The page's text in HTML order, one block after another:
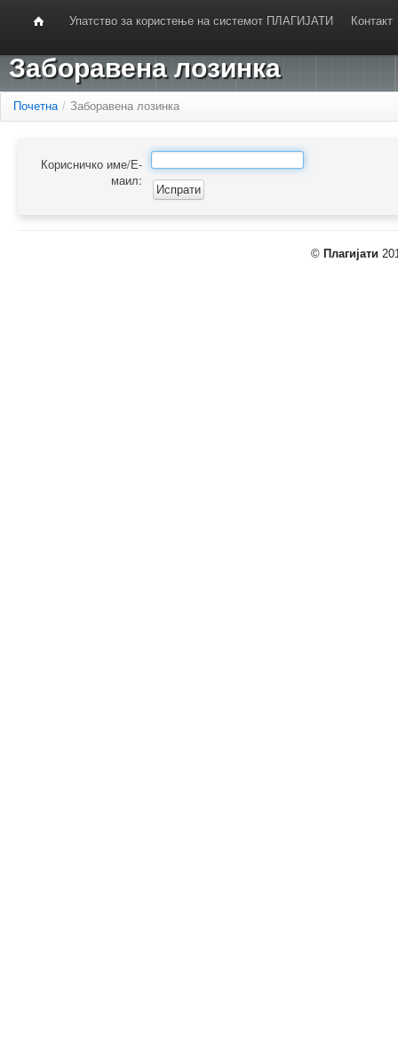
Упатство за користење на системот ПЛАГИЈАТИ Контакт
Заборавена лозинка
Почетна / Заборавена лозинка
Корисничко име/Е-
маил:
© Плагијати